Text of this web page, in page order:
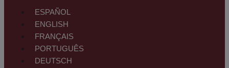
ESPAÑOL
ENGLISH
FRANÇAIS
PORTUGUÊS
DEUTSCH